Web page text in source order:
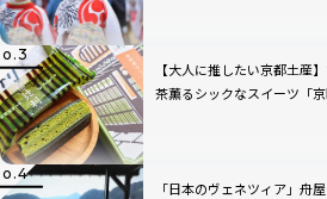
【大人に推したい京都土産
茶薫るシックなスイーツ「
「日本のヴェネツィア」舟